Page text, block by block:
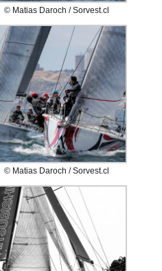
© Matias Daroch / Sorvest.cl
© Matias Daroch / Sorvest.cl